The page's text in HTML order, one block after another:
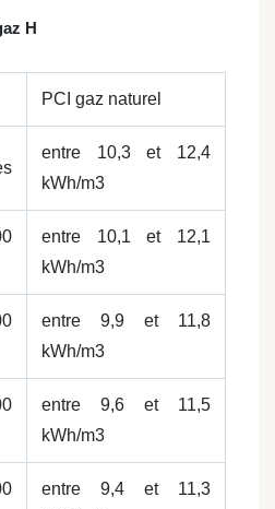
H
PCI gaz naturel
entre 10,3 et 12,4
kWh/m3
entre 10,1 et 12,1
kWh/m3
entre 9,9 et 11,8
kWh/m3
entre 9,6 et 11,5
kWh/m3
entre 9,4 et 11,3